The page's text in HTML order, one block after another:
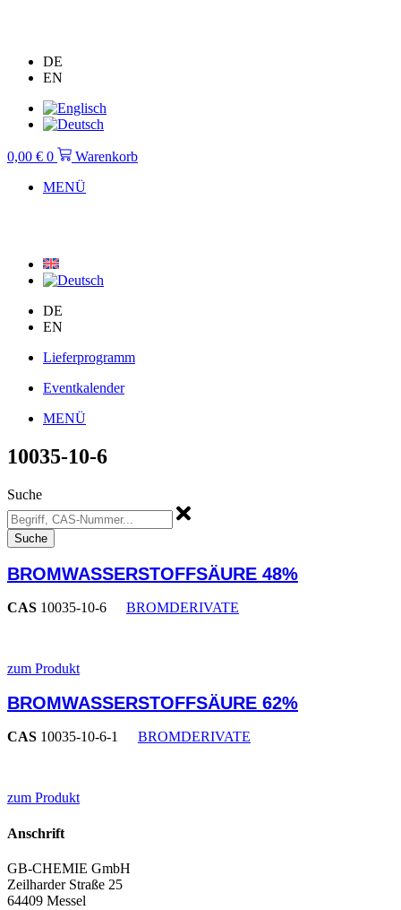
DE
EN
0,00 € 0
Warenkorb
MENÜ
DE
EN
Lieferprogramm
Eventkalender
MENÜ
10035-10-6
Suche
Suche
BROMWASSERSTOFFSÄURE 48%
CAS 10035-10-6 BROMDERIVATE
zum Produkt
BROMWASSERSTOFFSÄURE 62%
CAS 10035-10-6-1 BROMDERIVATE
zum Produkt
Anschrift
GB-CHEMIE GmbH
Zeilharder Straße 25
64409 Messel